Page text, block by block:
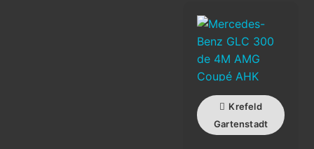
Krefeld
Gartenstadt